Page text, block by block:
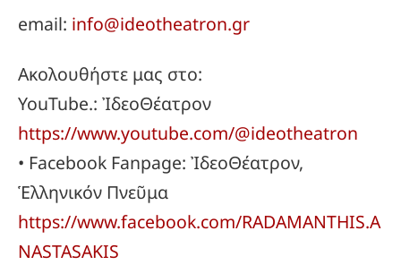
email: info@ideotheatron.gr
Ακολουθήστε μας στο:
YouTube.: ἸδεοΘέατρον
https://www.youtube.com/@ideotheatron
• Facebook Fanpage: ἸδεοΘέατρον,
Ἑλληνικόν Πνεῦμα
https://www.facebook.com/RADAMANTHIS.A
NASTASAKIS